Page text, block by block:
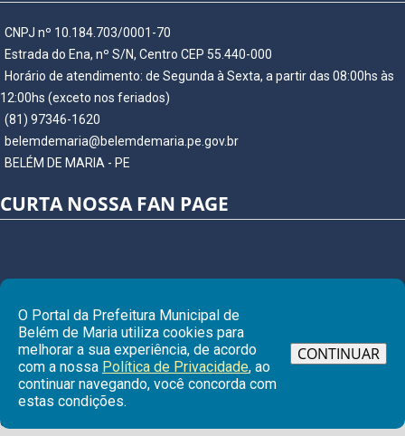
CNPJ nº 10.184.703/0001-70
Estrada do Ena, nº S/N, Centro CEP 55.440-000
Horário de atendimento: de Segunda à Sexta, a partir das 08:00hs às
12:00hs (exceto nos feriados)
(81) 97346-1620
belemdemaria@belemdemaria.pe.gov.br
BELÉM DE MARIA - PE
CURTA NOSSA FAN PAGE
© Copyright 2026 Prefeitura Municipal de BELÉM DE MARIA | Todos os
direitos reservados
O Portal da Prefeitura Municipal de
Belém de Maria utiliza cookies para
melhorar a sua experiência, de acordo
com a nossa Política de Privacidade, ao
continuar navegando, você concorda com
estas condições.
CONTINUAR